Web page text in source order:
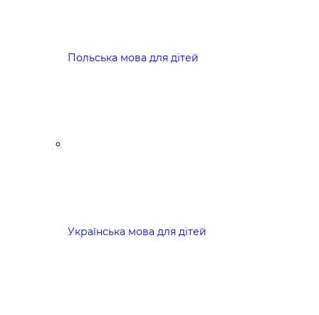
Польська мова для дітей
Українська мова для дітей